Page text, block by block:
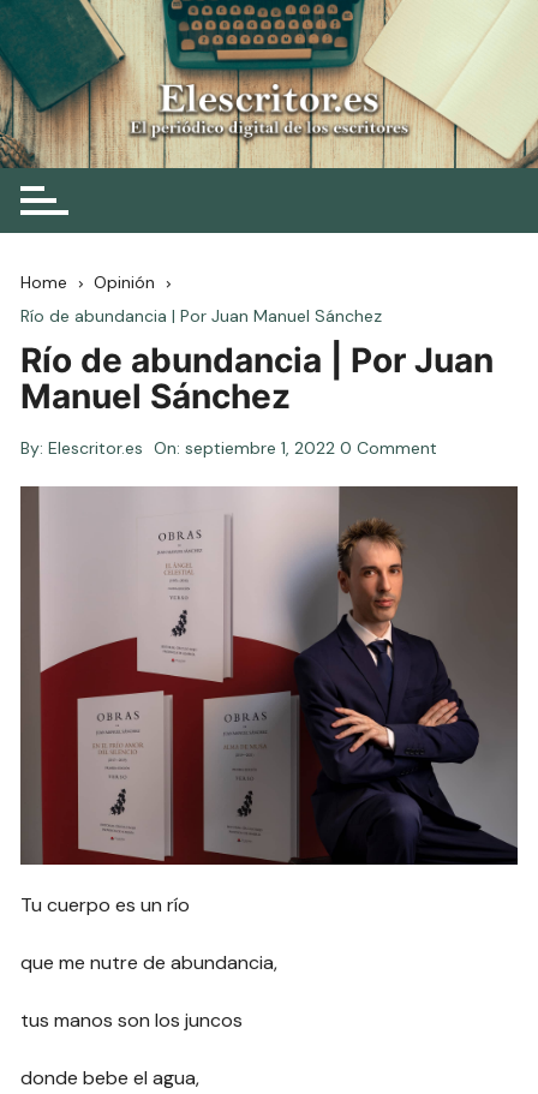
Skip
to
content
Elescritor.es
El periódico digital de los escritores
Home
Opinión
Río de abundancia | Por Juan Manuel Sánchez
Río de abundancia | Por Juan
Manuel Sánchez
By: Elescritor.es On:septiembre 1, 2022 0 Comment
Tu cuerpo es un río
que me nutre de abundancia,
tus manos son los juncos
donde bebe el agua,